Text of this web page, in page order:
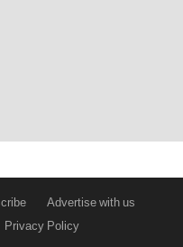
Advertise with us
Privacy Policy